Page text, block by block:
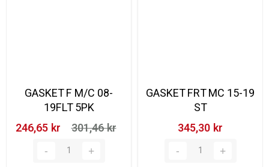
GASKET F M/C 08-
19FLT 5PK
246,65 kr‎
301,46 kr‎
GASKET FRT MC 15-19
ST
345,30 kr‎